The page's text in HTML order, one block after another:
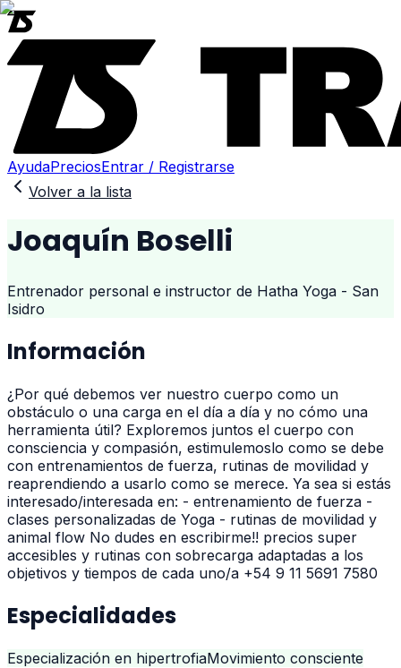
AyudaPreciosEntrar / Registrarse
Volver a la lista
Joaquín Boselli
Entrenador personal e instructor de Hatha Yoga - San
Isidro
Información
¿Por qué debemos ver nuestro cuerpo como un
obstáculo o una carga en el día a día y no cómo una
herramienta útil? Exploremos juntos el cuerpo con
consciencia y compasión, estimulemoslo como se debe
con entrenamientos de fuerza, rutinas de movilidad y
reaprendiendo a usarlo como se merece. Ya sea si estás
interesado/interesada en: - entrenamiento de fuerza -
clases personalizadas de Yoga - rutinas de movilidad y
animal flow No dudes en escribirme!! precios super
accesibles y rutinas con sobrecarga adaptadas a los
objetivos y tiempos de cada uno/a +54 9 11 5691 7580
Especialidades
Especialización en hipertrofiaMovimiento consciente